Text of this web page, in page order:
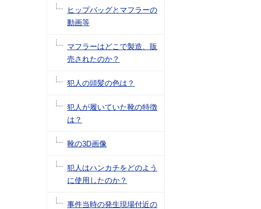
ヒップバッグとマフラーの
動画等
マフラーはどこで製造、販
売されたのか？
犯人の頭髪の色は？
犯人が履いていた靴の特徴
は？
靴の3D画像
犯人はハンカチをどのよう
に使用したのか？
事件当時の発生現場付近の